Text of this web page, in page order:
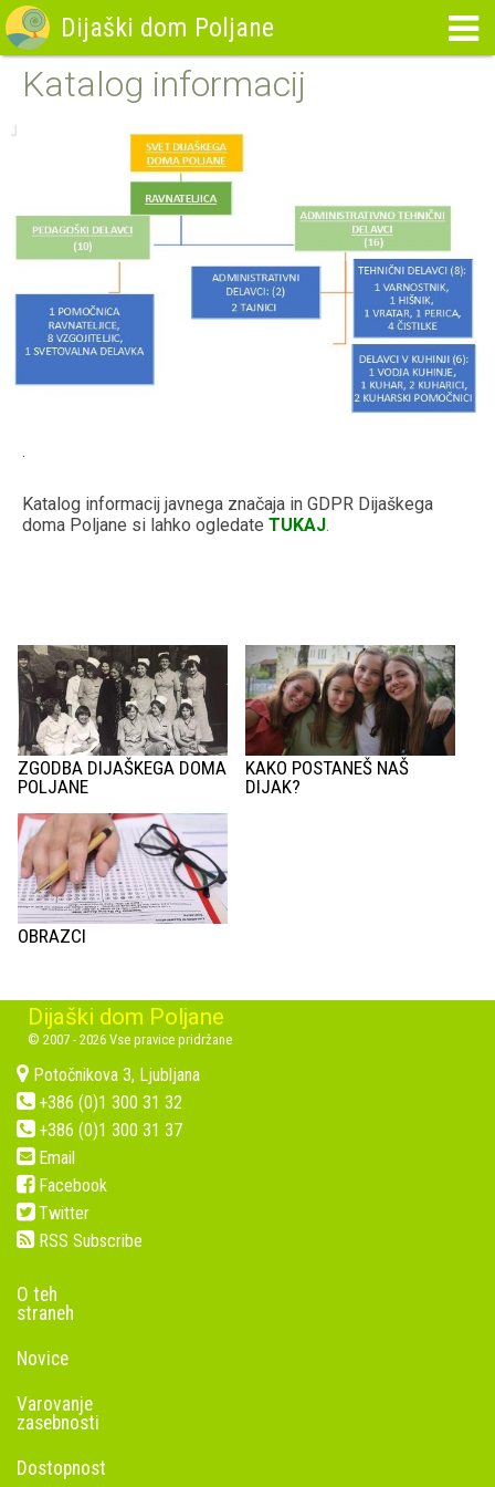
Dijaški dom Poljane
Katalog informacij
.
Katalog informacij javnega značaja in GDPR Dijaškega
doma Poljane si lahko ogledate TUKAJ.
ZGODBA DIJAŠKEGA DOMA
POLJANE
KAKO POSTANEŠ NAŠ
DIJAK?
OBRAZCI
Dijaški dom Poljane
© 2007 - 2026 Vse pravice pridržane
Potočnikova 3, Ljubljana
+386 (0)1 300 31 32
+386 (0)1 300 31 37
Email
Facebook
Twitter
RSS Subscribe
O teh
straneh
Novice
Varovanje
zasebnosti
Dostopnost